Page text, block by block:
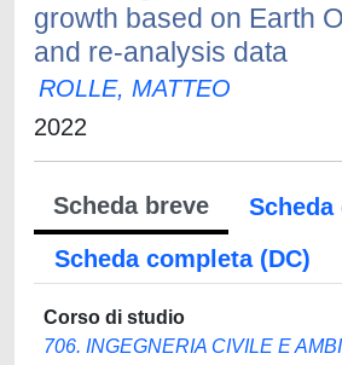
growth based on Earth
and re-analysis data
ROLLE, MATTEO
2022
Scheda breve
Scheda completa (DC)
Corso di studio
706. INGEGNERIA CIVILE E